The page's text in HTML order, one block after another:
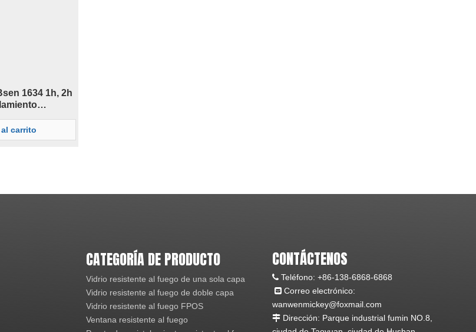
1634 1h, 2h
carrito
CATEGORÍA DE PRODUCTO
Vidrio resistente al fuego de una sola capa
Vidrio resistente al fuego de doble capa
Vidrio resistente al fuego FPOS
Ventana resistente al fuego
CONTÁCTENOS
 Teléfono: +86-138-6868-6868
 Correo electrónico:
wanwenmickey@foxmail.com
 Dirección: Parque industrial fumin NO.8,